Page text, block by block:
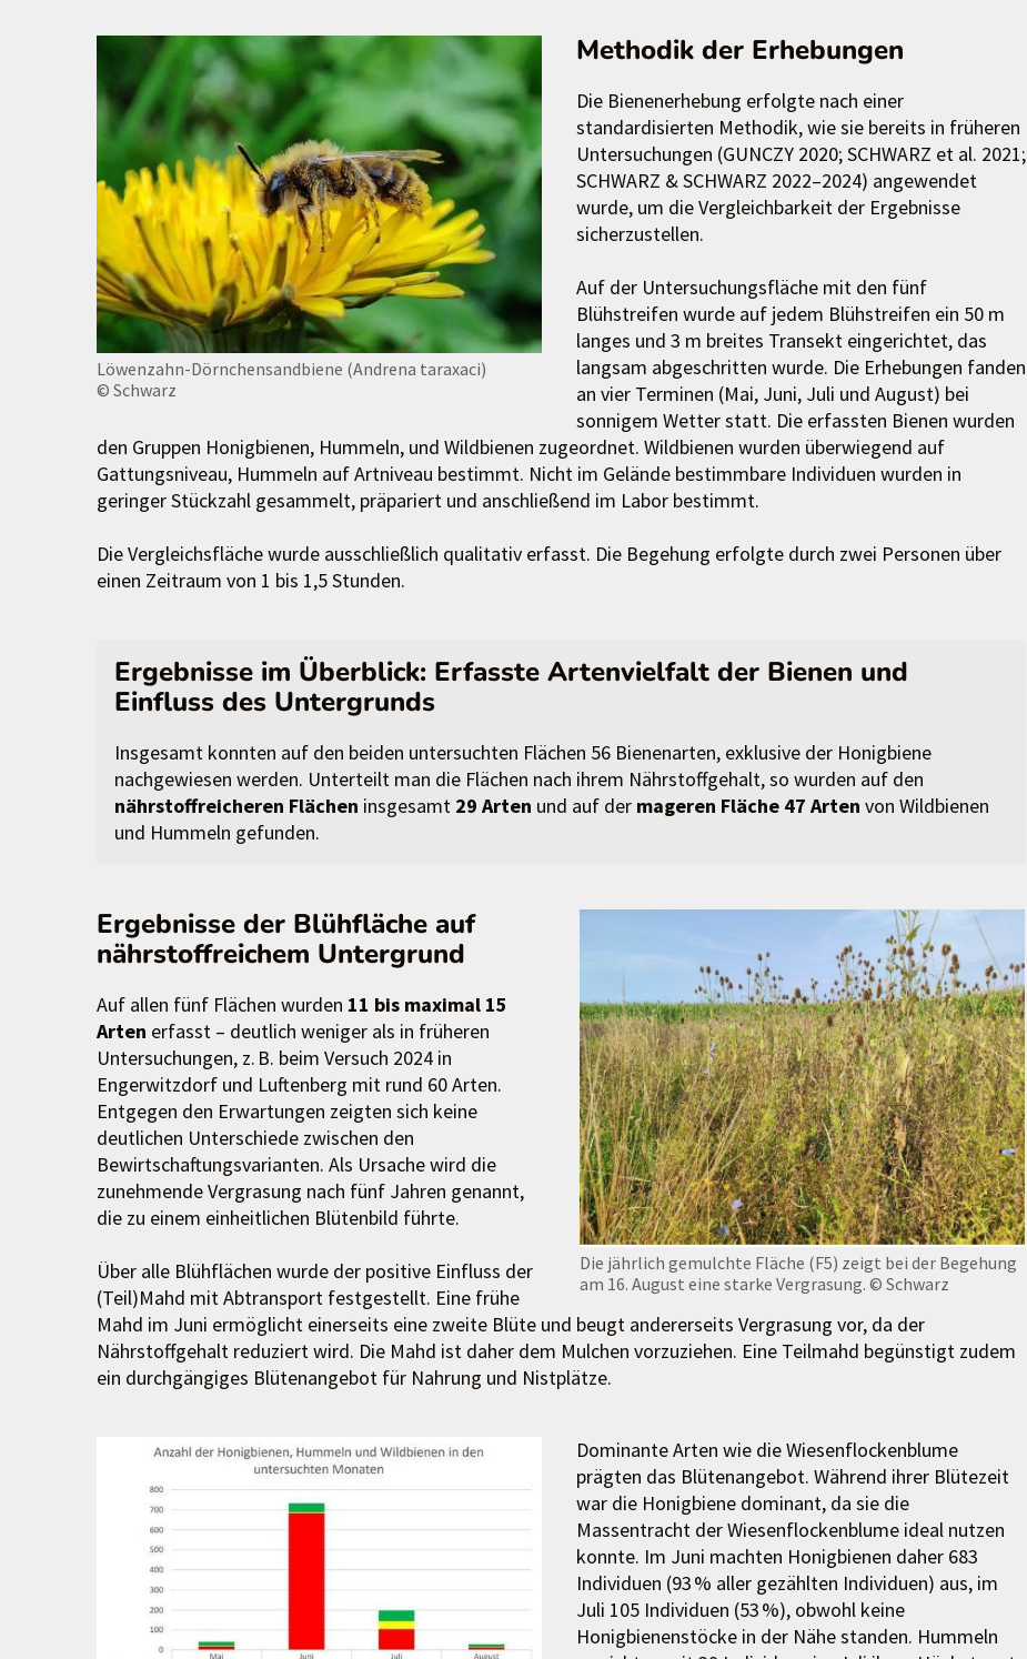
Löwenzahn-Dörnchensandbiene (Andrena taraxaci)
© Schwarz
Methodik der Erhebungen
Die Bienenerhebung erfolgte nach einer
standardisierten Methodik, wie sie bereits in früheren
Untersuchungen (GUNCZY 2020; SCHWARZ et al. 2021;
SCHWARZ & SCHWARZ 2022–2024) angewendet
wurde, um die Vergleichbarkeit der Ergebnisse
sicherzustellen.
Auf der Untersuchungsfläche mit den fünf
Blühstreifen wurde auf jedem Blühstreifen ein 50 m
langes und 3 m breites Transekt eingerichtet, das
langsam abgeschritten wurde. Die Erhebungen fanden
an vier Terminen (Mai, Juni, Juli und August) bei
sonnigem Wetter statt. Die erfassten Bienen wurden
den Gruppen Honigbienen, Hummeln, und Wildbienen zugeordnet. Wildbienen wurden überwiegend auf
Gattungsniveau, Hummeln auf Artniveau bestimmt. Nicht im Gelände bestimmbare Individuen wurden in
geringer Stückzahl gesammelt, präpariert und anschließend im Labor bestimmt.
Die Vergleichsfläche wurde ausschließlich qualitativ erfasst. Die Begehung erfolgte durch zwei Personen über
einen Zeitraum von 1 bis 1,5 Stunden.
Ergebnisse im Überblick: Erfasste Artenvielfalt der Bienen und
Einfluss des Untergrunds
Insgesamt konnten auf den beiden untersuchten Flächen 56 Bienenarten, exklusive der Honigbiene
nachgewiesen werden. Unterteilt man die Flächen nach ihrem Nährstoffgehalt, so wurden auf den
nährstoffreicheren Flächen insgesamt 29 Arten und auf der mageren Fläche 47 Arten von Wildbienen
und Hummeln gefunden.
Die jährlich gemulchte Fläche (F5) zeigt bei der Begehung
am 16. August eine starke Vergrasung. © Schwarz
Ergebnisse der Blühfläche auf
nährstoffreichem Untergrund
Auf allen fünf Flächen wurden 11 bis maximal 15
Arten erfasst – deutlich weniger als in früheren
Untersuchungen, z. B. beim Versuch 2024 in
Engerwitzdorf und Luftenberg mit rund 60 Arten.
Entgegen den Erwartungen zeigten sich keine
deutlichen Unterschiede zwischen den
Bewirtschaftungsvarianten. Als Ursache wird die
zunehmende Vergrasung nach fünf Jahren genannt,
die zu einem einheitlichen Blütenbild führte.
Über alle Blühflächen wurde der positive Einfluss der
(Teil)Mahd mit Abtransport festgestellt. Eine frühe
Mahd im Juni ermöglicht einerseits eine zweite Blüte und beugt andererseits Vergrasung vor, da der
Nährstoffgehalt reduziert wird. Die Mahd ist daher dem Mulchen vorzuziehen. Eine Teilmahd begünstigt zudem
ein durchgängiges Blütenangebot für Nahrung und Nistplätze.
Dominante Arten wie die Wiesenflockenblume
prägten das Blütenangebot. Während ihrer Blütezeit
war die Honigbiene dominant, da sie die
Massentracht der Wiesenflockenblume ideal nutzen
konnte. Im Juni machten Honigbienen daher 683
Individuen (93 % aller gezählten Individuen) aus, im
Juli 105 Individuen (53 %), obwohl keine
Honigbienenstöcke in der Nähe standen. Hummeln